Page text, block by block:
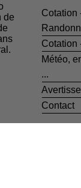
de
Cotation
Cotation
Météo,
...
Contact